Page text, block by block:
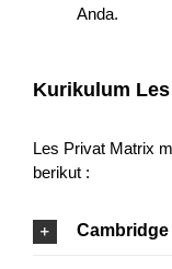
Anda.
Kurikulum
Les Privat Matrix
berikut :